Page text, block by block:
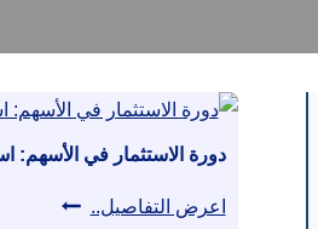
دورة الاستثمار في الأسهم:
اعرض التفاصيل.. دورة